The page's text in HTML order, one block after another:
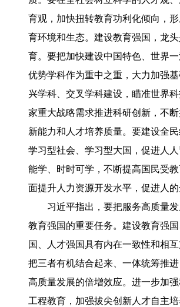
育观，加快扭转教育功利化倾向，
育环境和生态。建设教育强国，龙
育。要把加快建设中国特色、世界
优势学科作为重中之重，大力加强
兴学科、交叉学科建设，瞄准世界
家重大战略需求推进科研创新，不断
新能力和人才培养质量。要建设全
学习型社会、学习型大国，促进人
能学、时时可学，不断提高国民受
面提升人力资源开发水平，促进人的
习近平指出，要把服务高质量
教育强国的重要任务。建设教育强
国、人才强国具有内在一致性和相
把三者有机结合起来、一体统筹推
高质量发展的倍增效应。进一步加强
工程教育，加强拔尖创新人才自主